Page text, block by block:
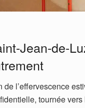
Jean-de-
de l’effervescence
tournée